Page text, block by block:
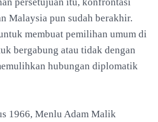
Malaysia pun sudah berakhir.
membuat pemilihan umum di
bergabung atau tidak dengan
hubungan diplomatik
1966, Menlu Adam Malik